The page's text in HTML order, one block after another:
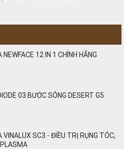
12 IN 1 CHÍNH HÃNG
03 BƯỚC SÓNG DESERT G5
VINALUX SC3 - ĐIỀU TRỊ RỤNG TÓC,
PLASMA